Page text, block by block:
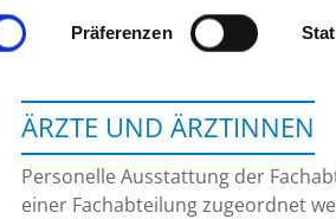
Präferenzen
ÄRZTE UND ÄRZTINNEN
Personelle Ausstattung der
einer Fachabteilung zugeordnet